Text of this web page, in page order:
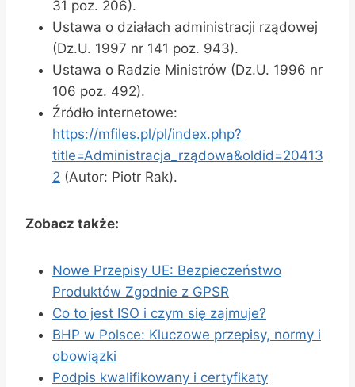
31 poz. 206).
Ustawa o działach administracji rządowej
(Dz.U. 1997 nr 141 poz. 943).
Ustawa o Radzie Ministrów (Dz.U. 1996 nr
106 poz. 492).
Źródło internetowe:
https://mfiles.pl/pl/index.php?
title=Administracja_rządowa&oldid=20413
2 (Autor: Piotr Rak).
Zobacz także:
Nowe Przepisy UE: Bezpieczeństwo
Produktów Zgodnie z GPSR
Co to jest ISO i czym się zajmuje?
BHP w Polsce: Kluczowe przepisy, normy i
obowiązki
Podpis kwalifikowany i certyfikaty